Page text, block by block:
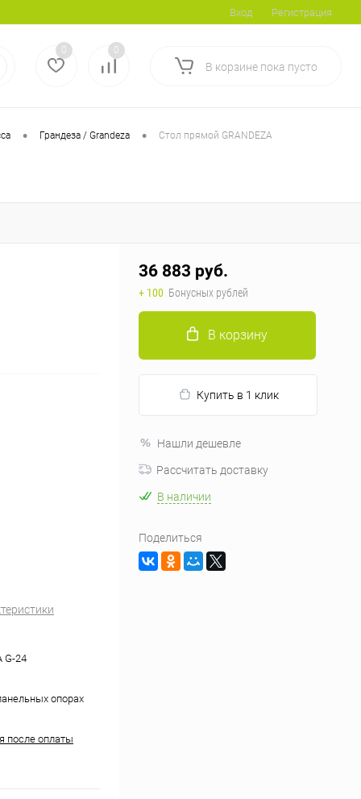
Вход Регистрация
0 0
В корзине пока пусто
• Грандеза / Grandeza • Стол прямой GRANDEZA
G-24
опорах
после оплаты
36 883 руб.
+ 100 Бонусных рублей
В корзину
Купить в 1 клик
Нашли дешевле
Рассчитать доставку
В наличии
Поделиться